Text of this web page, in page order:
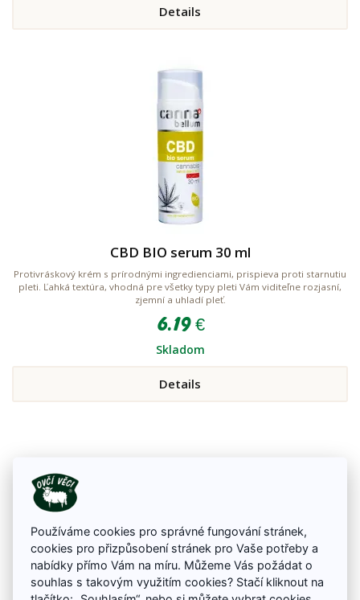
Details
CBD BIO serum 30 ml
Protivráskový krém s prírodnými ingredienciami, prispieva proti starnutiu
pleti. Ľahká textúra, vhodná pre všetky typy pleti Vám viditeľne rozjasní,
zjemní a uhladí pleť.
6.19 €
Skladom
Details
Používáme cookies pro správné fungování stránek,
cookies pro přizpůsobení stránek pro Vaše potřeby a
nabídky přímo Vám na míru. Můžeme Vás požádat o
souhlas s takovým využitím cookies? Stačí kliknout na